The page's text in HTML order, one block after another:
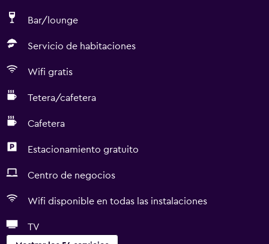
Bar/lounge
Servicio de habitaciones
Wifi gratis
Tetera/cafetera
Cafetera
Estacionamiento gratuito
Centro de negocios
Wifi disponible en todas las instalaciones
TV